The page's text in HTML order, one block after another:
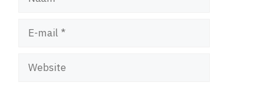
Website